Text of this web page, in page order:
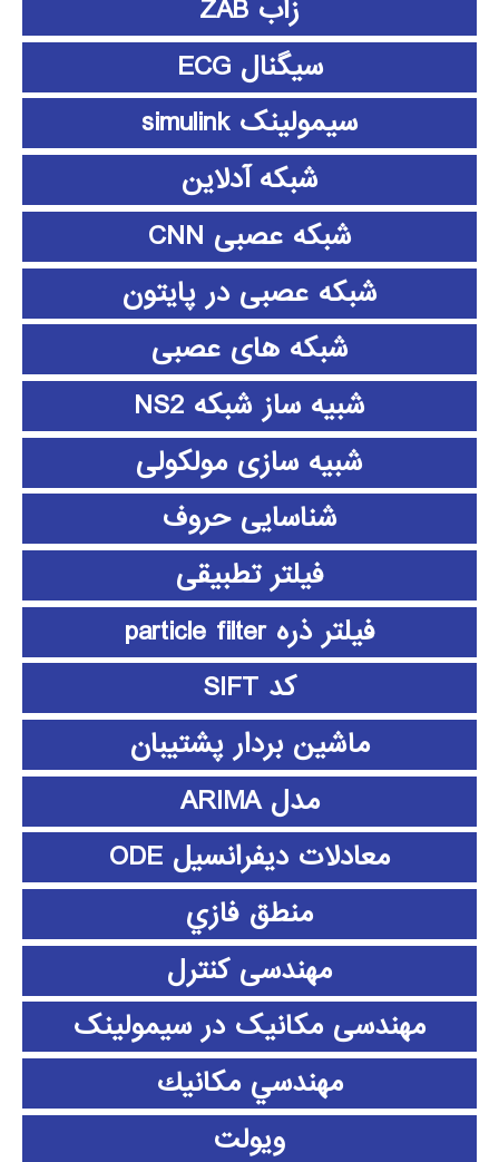
زاب ZAB
سیگنال ECG
سیمولینک simulink
شبکه آدلاین
شبکه عصبی CNN
شبکه عصبی در پایتون
شبکه های عصبی
شبیه ساز شبکه NS2
شبیه سازی مولکولی
شناسایی حروف
فیلتر تطبیقی
فیلتر ذره particle filter
کد SIFT
ماشین بردار پشتیبان
مدل ARIMA
معادلات دیفرانسیل ODE
منطق فازي
مهندسی کنترل
مهندسی مکانیک در سیمولینک
مهندسي مكانيك
ویولت